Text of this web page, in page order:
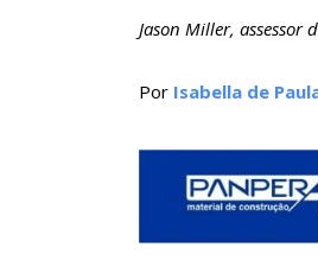
Jason Miller, assessor
Por Isabella de